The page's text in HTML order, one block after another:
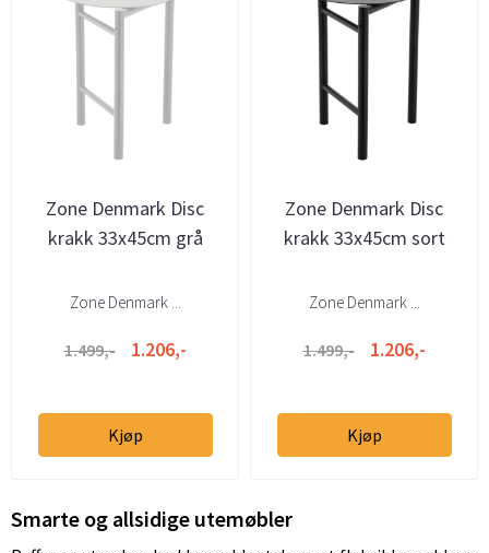
Zone Denmark Disc
krakk 33x45cm grå
Zone Denmark ...
1.499,- 1.206,-
Kjøp
Zone Denmark Disc
krakk 33x45cm sort
Zone Denmark ...
1.499,- 1.206,-
Kjøp
Smarte og allsidige utemøbler